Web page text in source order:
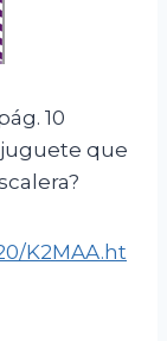
10
juguete que
K2MAA.ht